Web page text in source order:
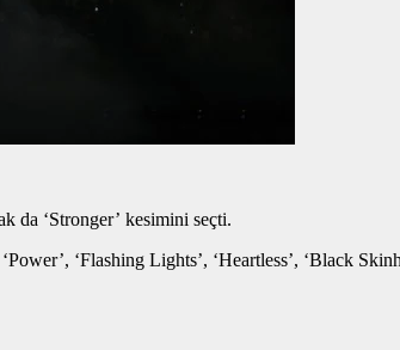
da ‘Stronger’ kesimini seçti.
‘Flashing Lights’, ‘Heartless’, ‘Black